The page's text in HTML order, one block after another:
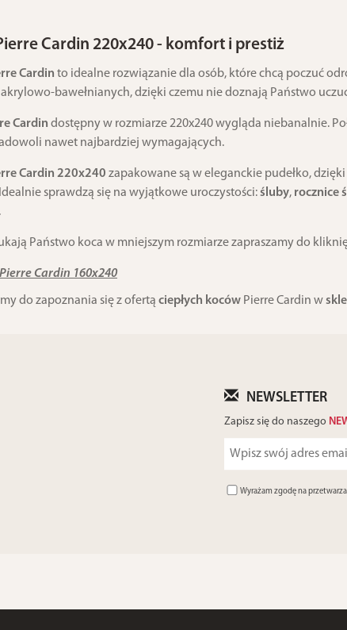
Cardin 220x240 - komfort i prestiż
Cardin to idealne rozwiązanie dla osób, które chcą poczuć
bawełnianych, dzięki czemu nie doznają Państwo
Cardin dostępny w rozmiarze 220x240 wygląda niebanalnie.
nawet najbardziej wymagających.
Cardin 220x240 zapakowane są w eleganckie pudełko,
sprawdzą się na wyjątkowe uroczystości:śluby, rocznice
.
Państwo koca w mniejszym rozmiarze zapraszamy do
Cardin 160x240
do zapoznania się z ofertą ciepłych koców Pierre Cardin w
NEWSLETTER
Zapisz się do naszego
Wyrażam zgodę na